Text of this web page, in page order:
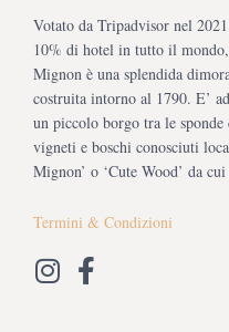
Votato da Tripadvisor nel
10% di hotel in tutto il
Mignon è una splendida
costruita intorno al 1790. E’
un piccolo borgo tra le
vigneti e boschi conosciuti
Mignon’ o ‘Cute Wood’ da
Termini & Condizioni